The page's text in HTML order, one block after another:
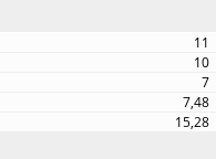
11
10
7
7,48
15,28